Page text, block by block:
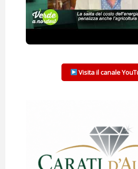
Visita il canale